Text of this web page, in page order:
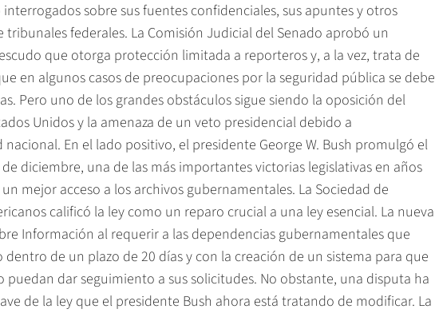
sobre sus fuentes confidenciales, sus apuntes y otros
federales. La Comisión Judicial del Senado aprobó un
que otorga protección limitada a reporteros y, a la vez, trata de
en algunos casos de preocupaciones por la seguridad pública se debe
Pero uno de los grandes obstáculos sigue siendo la oposición del
Unidos y la amenaza de un veto presidencial debido a
En el lado positivo, el presidente George W. Bush promulgó el
diciembre, una de las más importantes victorias legislativas en años
mejor acceso a los archivos gubernamentales. La Sociedad de
calificó la ley como un reparo crucial a una ley esencial. La nueva
Información al requerir a las dependencias gubernamentales que
de un plazo de 20 días y con la creación de un sistema para que
puedan dar seguimiento a sus solicitudes. No obstante, una disputa ha
de la ley que el presidente Bush ahora está tratando de modificar. La